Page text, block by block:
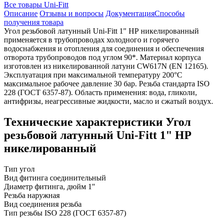
Все товары Uni-Fitt
Описание Отзывы и вопросы ДокументацияСпособы
получения товара
Угол резьбовой латунный Uni-Fitt 1" НР никелированный
применяется в трубопроводах холодного и горячего
водоснабжения и отопления для соединения и обеспечения
отворота трубопроводов под углом 90*. Материал корпуса
изготовлен из никелированной латуни CW617N (EN 12165).
Эксплуатация при максимальной температуру 200°C
максимальное рабочее давление 30 бар. Резьба стандарта ISO
228 (ГОСТ 6357-87). Область применения: вода, гликоли,
антифризы, неагрессивные жидкости, масло и сжатый воздух.
Технические характеристики Угол
резьбовой латунный Uni-Fitt 1" НР
никелированный
Тип угол
Вид фитинга соединительный
Диаметр фитинга, дюйм 1"
Резьба наружная
Вид соединения резьба
Тип резьбы ISO 228 (ГОСТ 6357-87)